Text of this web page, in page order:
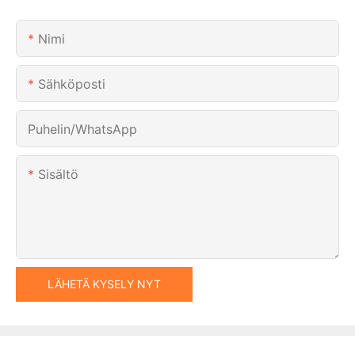
Nimi
Sähköposti
Puhelin/WhatsApp
Sisältö
LÄHETÄ KYSELY NYT